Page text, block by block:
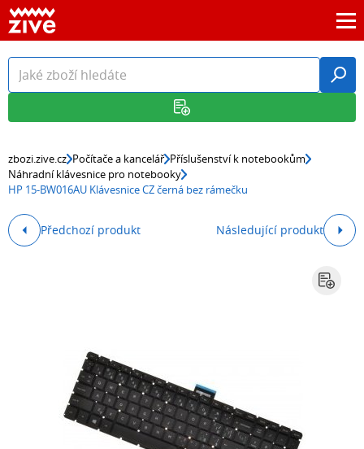
zbozi.zive.cz Počítače a kancelář Příslušenství k notebookům
Náhradní klávesnice pro notebooky
HP 15-BW016AU Klávesnice CZ černá bez rámečku
Předchozí produkt Následující produkt